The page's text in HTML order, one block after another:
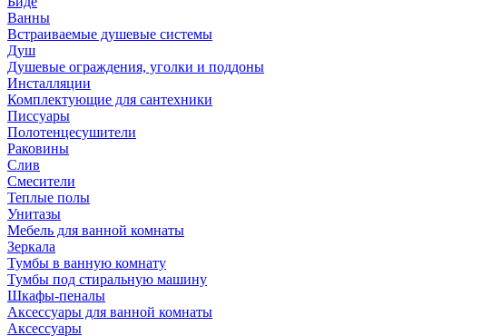
Ванны
Встраиваемые душевые системы
Душ
Душевые ограждения, уголки и поддоны
Инсталляции
Комплектующие для сантехники
Писсуары
Полотенцесушители
Раковины
Слив
Смесители
Теплые полы
Унитазы
Мебель для ванной комнаты
Зеркала
Тумбы в ванную комнату
Тумбы под стиральную машину
Шкафы-пеналы
Аксессуары для ванной комнаты
Аксессуары